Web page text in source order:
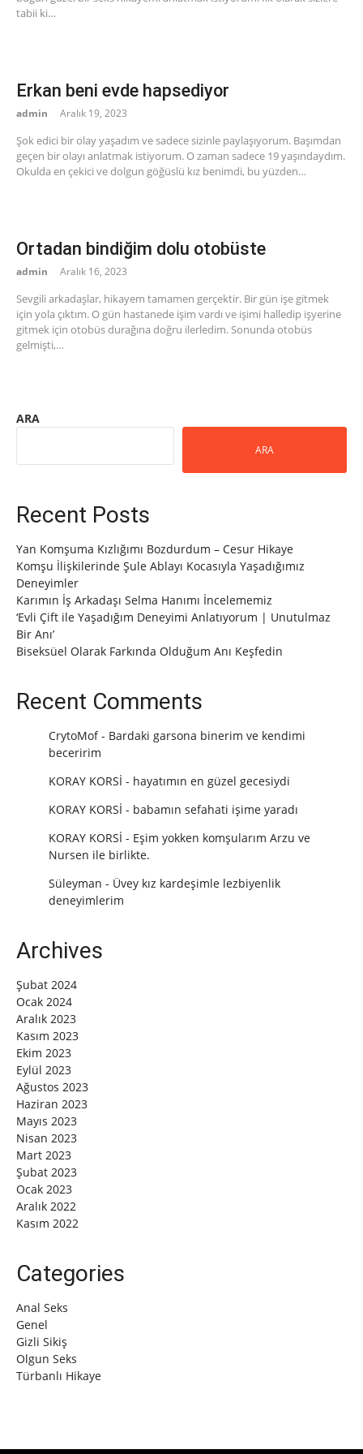
tabii ki…
Erkan beni evde hapsediyor
admin Aralık 19, 2023
Şok edici bir olay yaşadım ve sadece sizinle paylaşıyorum. Başımdan
geçen bir olayı anlatmak istiyorum. O zaman sadece 19 yaşındaydım.
Okulda en çekici ve dolgun göğüslü kız benimdi, bu yüzden…
Ortadan bindiğim dolu otobüste
admin Aralık 16, 2023
Sevgili arkadaşlar, hikayem tamamen gerçektir. Bir gün işe gitmek
için yola çıktım. O gün hastanede işim vardı ve işimi halledip işyerine
gitmek için otobüs durağına doğru ilerledim. Sonunda otobüs
gelmişti,…
ARA
ARA
Recent Posts
Yan Komşuma Kızlığımı Bozdurdum – Cesur Hikaye
Komşu İlişkilerinde Şule Ablayı Kocasıyla Yaşadığımız
Deneyimler
Karımın İş Arkadaşı Selma Hanımı İncelememiz
‘Evli Çift ile Yaşadığım Deneyimi Anlatıyorum | Unutulmaz
Bir Anı’
Biseksüel Olarak Farkında Olduğum Anı Keşfedin
Recent Comments
CrytoMof- Bardaki garsona binerim ve kendimi
beceririm
KORAY KORSİ - hayatımın en güzel gecesiydi
KORAY KORSİ - babamın sefahati işime yaradı
KORAY KORSİ - Eşim yokken komşularım Arzu ve
Nursen ile birlikte.
Süleyman - Üvey kız kardeşimle lezbiyenlik
deneyimlerim
Archives
Şubat 2024
Ocak 2024
Aralık 2023
Kasım 2023
Ekim 2023
Eylül 2023
Ağustos 2023
Haziran 2023
Mayıs 2023
Nisan 2023
Mart 2023
Şubat 2023
Ocak 2023
Aralık 2022
Kasım 2022
Categories
Anal Seks
Genel
Gizli Sikiş
Olgun Seks
Türbanlı Hikaye